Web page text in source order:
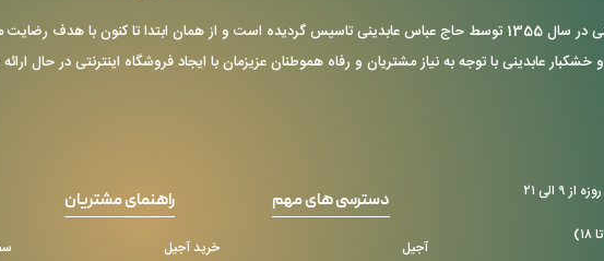
آجیل و خشکبار عابدینی در سال 1355 توسط حاج عباس عابدینی تاسیس گردیده است و از همان ابتدا تا
و خشکبار عابدینی با توجه به نیاز مشتریان و رفاه هموطنان عزیزمان با ایجاد فروشگاه اینترنتی در حال
ساعات پشتیبانی همه روزه از ۹ الی ۲۱
دسترسی های مهم
آجیل
راهنمای مشتریان
خرید آجیل